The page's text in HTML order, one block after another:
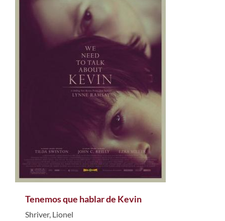
Tenemos que hablar de Kevin
Shriver, Lionel